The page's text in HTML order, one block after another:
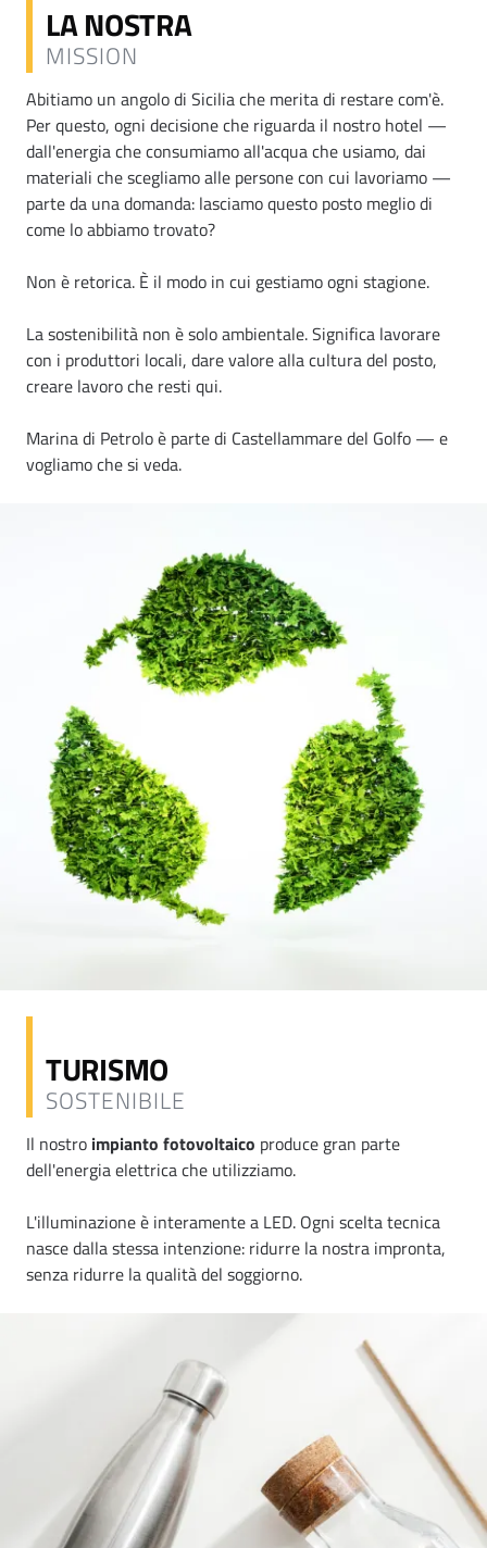
LA NOSTRA
MISSION
Abitiamo un angolo di Sicilia che merita di restare com'è.
Per questo, ogni decisione che riguarda il nostro hotel —
dall'energia che consumiamo all'acqua che usiamo, dai
materiali che scegliamo alle persone con cui lavoriamo —
parte da una domanda: lasciamo questo posto meglio di
come lo abbiamo trovato?
Non è retorica. È il modo in cui gestiamo ogni stagione.
La sostenibilità non è solo ambientale. Significa lavorare
con i produttori locali, dare valore alla cultura del posto,
creare lavoro che resti qui.
Marina di Petrolo è parte di Castellammare del Golfo — e
vogliamo che si veda.
TURISMO
SOSTENIBILE
Il nostro impianto fotovoltaico produce gran parte
dell'energia elettrica che utilizziamo.
L'illuminazione è interamente a LED. Ogni scelta tecnica
nasce dalla stessa intenzione: ridurre la nostra impronta,
senza ridurre la qualità del soggiorno.